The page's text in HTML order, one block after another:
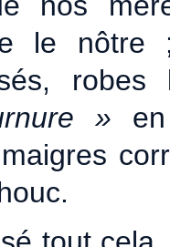
le
»